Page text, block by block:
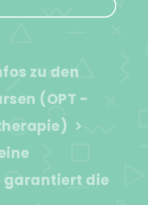
zu den
(OPT -
garantiert die